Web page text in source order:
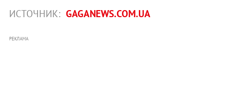
ИСТОЧНИК: GAGANEWS.COM.UA
РЕКЛАМА